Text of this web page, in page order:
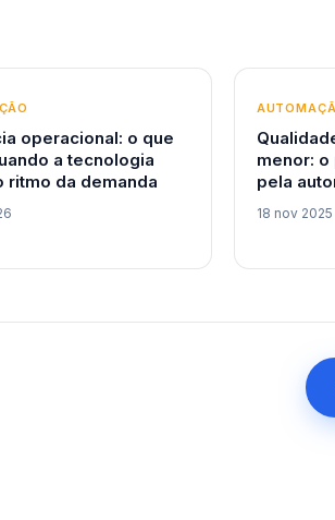
operacional: o que
a tecnologia
ritmo da demanda
menor:
pela
18 nov 2025